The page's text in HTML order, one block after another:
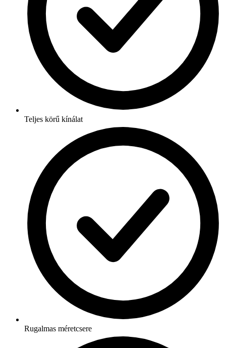
Teljes körű kínálat
Rugalmas méretcsere